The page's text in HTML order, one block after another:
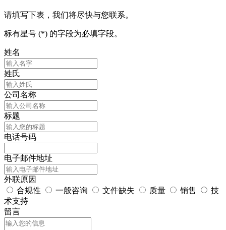
请填写下表，我们将尽快与您联系。
标有星号 (*) 的字段为必填字段。
姓名
姓氏
公司名称
标题
电话号码
电子邮件地址
外联原因
合规性
一般咨询 文件缺失 质量 销售
技
术支持
留言